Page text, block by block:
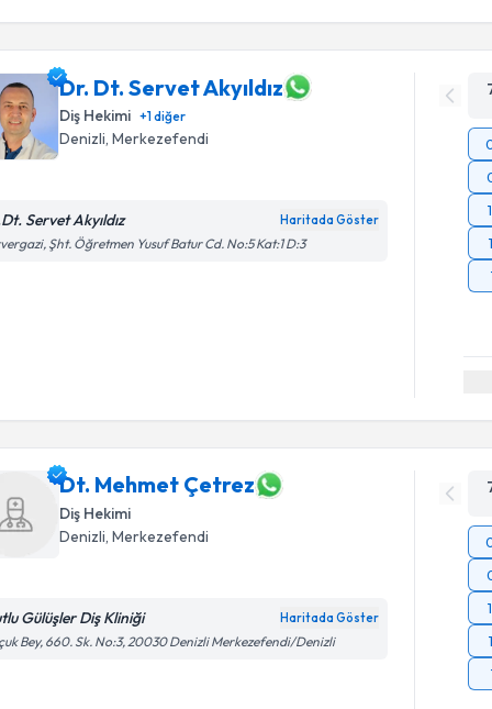
Dr. Dt. Servet Akyıldız
Diş Hekimi +1diğer
Denizli, Merkezefendi
Servet Akyıldız Haritada Göster
Şht. Öğretmen Yusuf Batur Cd. No:5 Kat:1 D:3
Dt. Mehmet Çetrez
Diş Hekimi
Denizli , Merkezefendi
Gülüşler Diş Kliniği Haritada Göster
Bey, 660. Sk. No:3, 20030 Denizli Merkezefendi/Denizli